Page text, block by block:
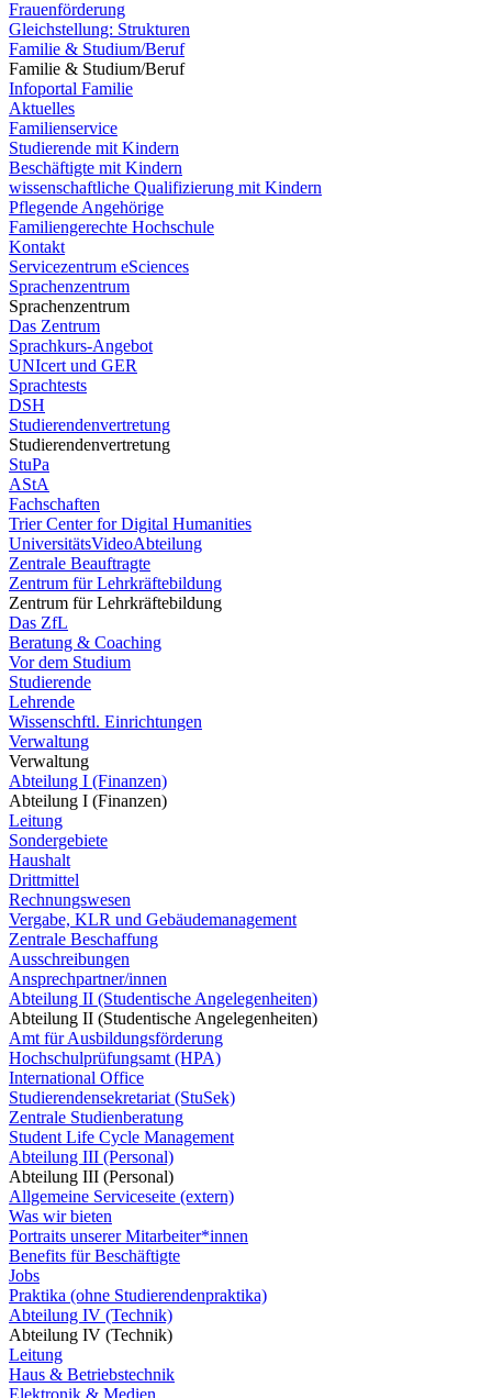
Frauenförderung
Gleichstellung: Strukturen
Familie & Studium/Beruf
Familie & Studium/Beruf
Infoportal Familie
Aktuelles
Familienservice
Studierende mit Kindern
Beschäftigte mit Kindern
wissenschaftliche Qualifizierung mit Kindern
Pflegende Angehörige
Familiengerechte Hochschule
Kontakt
Servicezentrum eSciences
Sprachenzentrum
Sprachenzentrum
Das Zentrum
Sprachkurs-Angebot
UNIcert und GER
Sprachtests
DSH
Studierendenvertretung
Studierendenvertretung
StuPa
AStA
Fachschaften
Trier Center for Digital Humanities
UniversitätsVideoAbteilung
Zentrale Beauftragte
Zentrum für Lehrkräftebildung
Zentrum für Lehrkräftebildung
Das ZfL
Beratung & Coaching
Vor dem Studium
Studierende
Lehrende
Wissenschftl. Einrichtungen
Verwaltung
Verwaltung
Abteilung I (Finanzen)
Abteilung I (Finanzen)
Leitung
Sondergebiete
Haushalt
Drittmittel
Rechnungswesen
Vergabe, KLR und Gebäudemanagement
Zentrale Beschaffung
Ausschreibungen
Ansprechpartner/innen
Abteilung II (Studentische Angelegenheiten)
Abteilung II (Studentische Angelegenheiten)
Amt für Ausbildungsförderung
Hochschulprüfungsamt (HPA)
International Office
Studierendensekretariat (StuSek)
Zentrale Studienberatung
Student Life Cycle Management
Abteilung III (Personal)
Abteilung III (Personal)
Allgemeine Serviceseite (extern)
Was wir bieten
Portraits unserer Mitarbeiter*innen
Benefits für Beschäftigte
Jobs
Praktika (ohne Studierendenpraktika)
Abteilung IV (Technik)
Abteilung IV (Technik)
Leitung
Haus & Betriebstechnik
Elektronik & Medien